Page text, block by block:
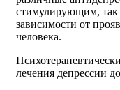
стимулирующим, так
зависимости от
человека.
лечения депрессии